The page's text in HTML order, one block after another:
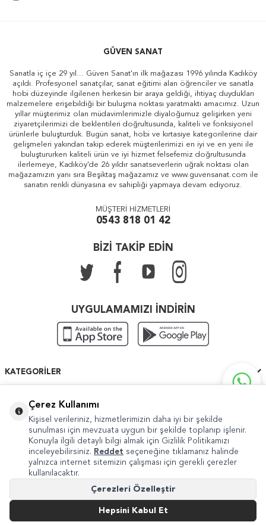
GÜVEN SANAT
Sanatla iç içe 29 yıl... Güven Sanat'ın ilk mağazası 1996 yılında Kadıköy
açıldı. Profesyonel sanatçılar, sanat eğitimi alan öğrenciler ve sanatla
hobi düzeyinde ilgilenen herkesin bir araya geldiği, ihtiyaç duydukları
malzemelere erişebildiği bir buluşma noktası yaratmaktı amacımız. Uzun
yıllar müşterimiz olan müdavimlerimizle diyaloğumuz gelişirken yeni
ziyaretçilerimizi de beklentileri doğrultusunda, kaliteli ve fonksiyonel
ürünlerle buluşturduk. Bugün sanat, hobi ve kırtasiye kategorilerine dair
gelişmeleri yakından takip ederek müşterilerimizi en iyi ve en yeni ile
buluştururken kaliteli ürün ve iyi hizmet felsefemiz doğrultusunda
ilerlemeye, Kadıköy'de 26 yıldır sanatseverlerin uğrak noktası olan
mağazamızın yanı sıra Beşiktaş mağazamız ve www.guvensanat.com ile
sanatın renkli dünyasına ev sahipliği yapmaya devam ediyoruz.
MÜŞTERİ HİZMETLERİ
0543 818 01 42
BİZİ TAKİP EDİN
UYGULAMAMIZI İNDİRİN
KATEGORILER
HIZLI ERIŞIM
Copyright © 2022 Güven Sanat
Çerez Kullanımı
Kişisel verileriniz, hizmetlerimizin daha iyi bir şekilde
sunulması için mevzuata uygun bir şekilde toplanıp işlenir.
Konuyla ilgili detaylı bilgi almak için Gizlilik Politikamızı
inceleyebilirsiniz. Reddet seçeneğine tıklamanız halinde
yalnızca internet sitemizin çalışması için gerekli çerezler
kullanılacaktır.
Çerezleri Özelleştir
Hepsini Kabul Et